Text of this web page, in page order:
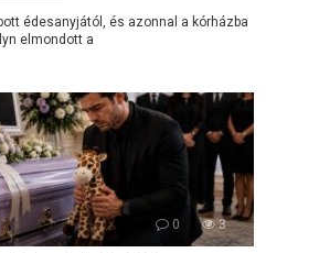
édesanyjától, és azonnal a kórházba
elmondott a
0 3